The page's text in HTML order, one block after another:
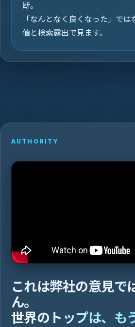
断。
「なんとなく良くなった」で
値と検索露出で見ます。
AUTHORITY
これは弊社の意見で
ん。
世界のトップは、も